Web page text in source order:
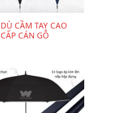
DÙ CẦM TAY CAO
CẤP CÁN GỖ